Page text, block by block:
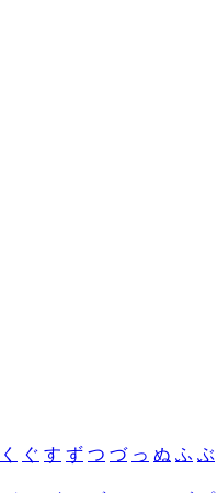
く ぐ す ず つ づ っ ぬ ふ ぶ